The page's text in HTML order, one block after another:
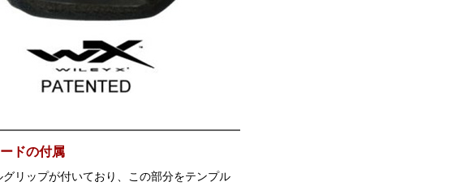
ドの付属
リップが付いており、この部分をテンプル